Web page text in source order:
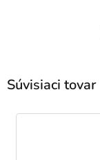
Súvisiaci tovar